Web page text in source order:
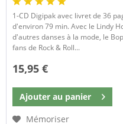
1-CD Digipak avec livret de 36
d'environ 79 min. Avec le Lindy
d'autres danses à la mode, le
fans de Rock & Roll...
15,95 €
Ajouter au panier
Mémoriser